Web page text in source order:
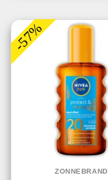
-57%
ZONNEBRAND